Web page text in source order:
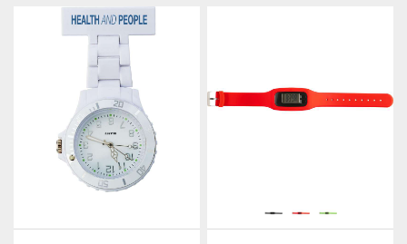
COMMANDER
Demander un devis